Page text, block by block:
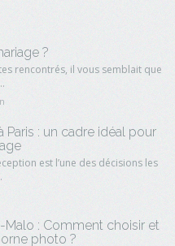
?
rencontrés, il vous semblait que
Paris : un cadre idéal pour
est l’une des décisions les
Malo : Comment choisir et
photo ?